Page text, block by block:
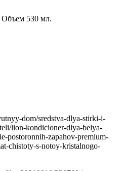
530 мл.
dom/sredstva-dlya-stirki-i-
lion-kondicioner-dlya-belya-
postoronnih-zapahov-premium-
chistoty-s-notoy-kristalnogo-